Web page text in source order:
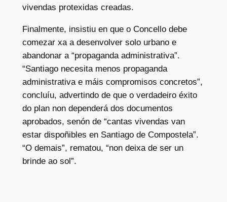
vivendas protexidas creadas.
Finalmente, insistiu en que o Concello debe
comezar xa a desenvolver solo urbano e
abandonar a “propaganda administrativa”.
“Santiago necesita menos propaganda
administrativa e máis compromisos concretos”,
concluíu, advertindo de que o verdadeiro éxito
do plan non dependerá dos documentos
aprobados, senón de “cantas vivendas van
estar dispoñibles en Santiago de Compostela”.
“O demais”, rematou, “non deixa de ser un
brinde ao sol”.